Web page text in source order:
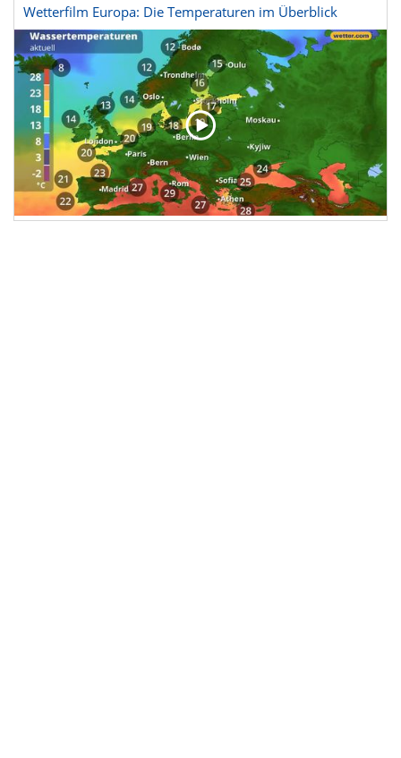
Wetterfilm Europa: Die Temperaturen im Überblick